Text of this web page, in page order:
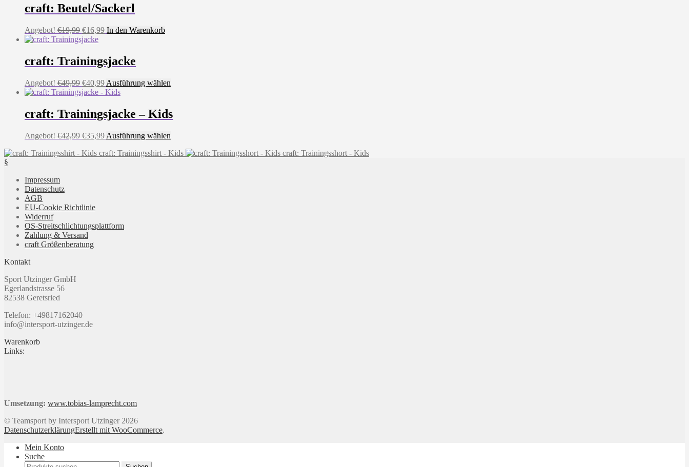
craft: Beutel/Sackerl
Angebot! €19,99 Ursprünglicher
Preis
€19,99
€16,99Aktueller
€16,99.
In den Warenkorb
craft: Trainingsjacke
Angebot! €49,99 Ursprünglicher
Preis
€49,99
€40,99Aktueller
Preis
€40,99.
Ausführung wählen
Varianten
Die
Optionen
können
craft: Trainingsjacke – Kids
Angebot! €42,99 Ursprünglicher
war:
€35,99Aktueller
ist:
Ausführung wählen
weist
craft: Trainingsshirt - Kids
craft: Trainingsshort - Kids
§
Impressum
Datenschutz
AGB
EU-Cookie Richtlinie
Widerruf
OS-Streitschlichtungsplattform
Zahlung & Versand
craft Größenberatung
Kontakt
Sport Utzinger GmbH
Egerlandstrasse 56
82538 Geretsried
Telefon: +49817162040
info@intersport-utzinger.de
Warenkorb
Links:
Umsetzung: www.tobias-lamprecht.com
© Teamsport by Intersport Utzinger 2026
DatenschutzerklärungErstellt mit WooCommerce.
Mein Konto
Suche
Suchen